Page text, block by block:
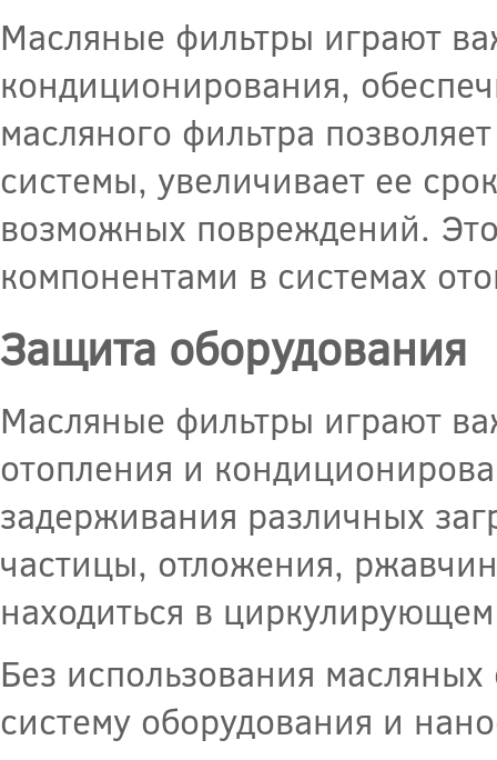
Масляные фильтры играют
кондиционирования,
масляного фильтра
системы, увеличивает ее
возможных повреждений.
компонентами в системах
Защита оборудования
Масляные фильтры играют
отопления и
задерживания различных
частицы, отложения,
находиться в
Без использования масляных
систему оборудования и